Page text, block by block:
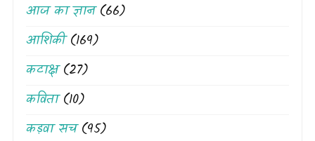
आज का ज्ञान(66)
आशिकी(169)
कटाक्ष(27)
कविता(10)
कड़वा सच(95)